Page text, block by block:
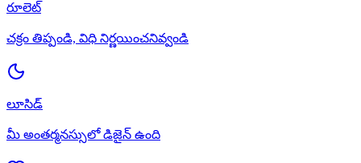
రూలెట్
చక్రం తిప్పండి, విధి నిర్ణయించనివ్వండి
లూసిడ్
మీ అంతర్మనస్సులో డిజైన్ ఉంది